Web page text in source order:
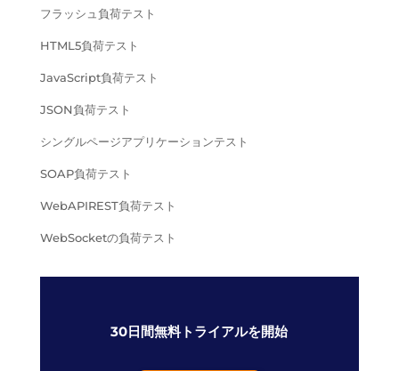
フラッシュ負荷テスト
HTML5負荷テスト
JavaScript負荷テスト
JSON負荷テスト
シングルページアプリケーションテスト
SOAP負荷テスト
WebAPIREST負荷テスト
WebSocketの負荷テスト
30日間無料トライアルを開始